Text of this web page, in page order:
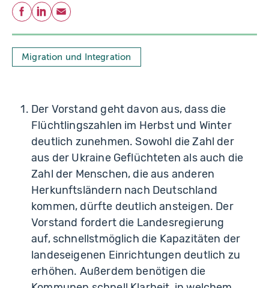
Teilen
Facebook
LinkedIn
E-Mail
Migration und Integration
Der Vorstand geht davon aus, dass die
Flüchtlingszahlen im Herbst und Winter
deutlich zunehmen. Sowohl die Zahl der
aus der Ukraine Geflüchteten als auch die
Zahl der Menschen, die aus anderen
Herkunftsländern nach Deutschland
kommen, dürfte deutlich ansteigen. Der
Vorstand fordert die Landesregierung
auf, schnellstmöglich die Kapazitäten der
landeseigenen Einrichtungen deutlich zu
erhöhen. Außerdem benötigen die